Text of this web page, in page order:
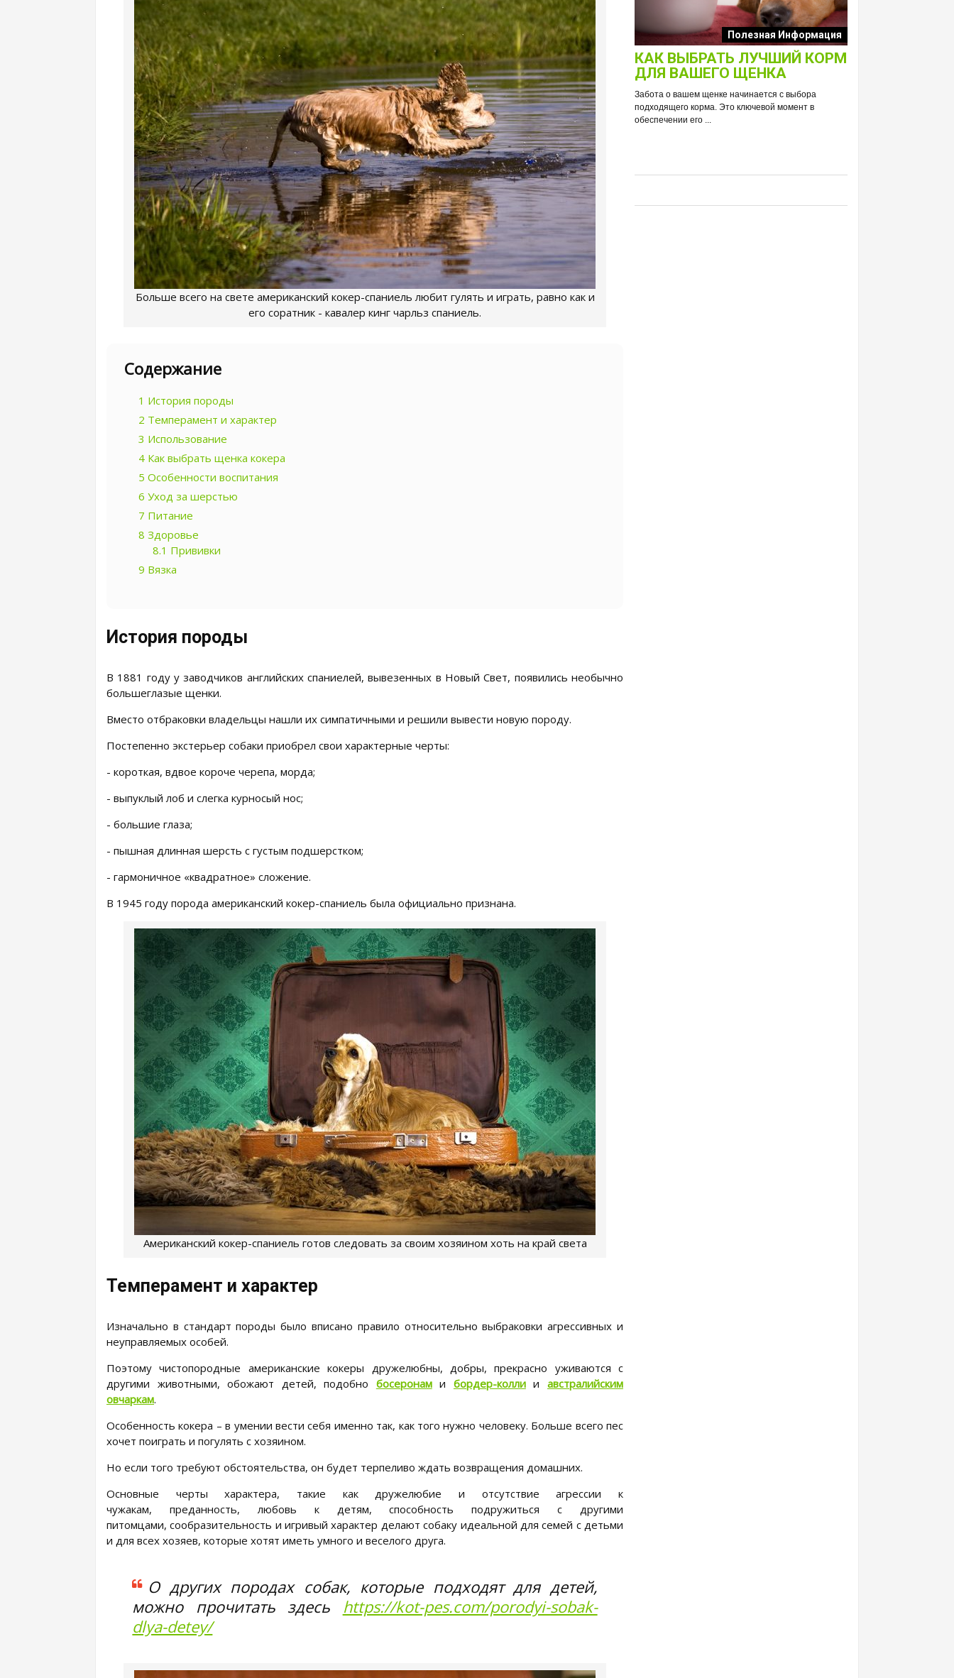
Больше всего на свете американский кокер-спаниель любит гулять и играть, равно как и
его соратник - кавалер кинг чарльз спаниель.
Содержание
1 История породы
2 Темперамент и характер
3 Использование
4 Как выбрать щенка кокера
5 Особенности воспитания
6 Уход за шерстью
7 Питание
8 Здоровье
8.1 Прививки
9 Вязка
История породы
В 1881 году у заводчиков английских спаниелей, вывезенных в Новый Свет, появились необычно
большеглазые щенки.
Вместо отбраковки владельцы нашли их симпатичными и решили вывести новую породу.
Постепенно экстерьер собаки приобрел свои характерные черты:
- короткая, вдвое короче черепа, морда;
- выпуклый лоб и слегка курносый нос;
- большие глаза;
- пышная длинная шерсть с густым подшерстком;
- гармоничное «квадратное» сложение.
В 1945 году порода американский кокер-спаниель была официально признана.
Американский кокер-спаниель готов следовать за своим хозяином хоть на край света
Темперамент и характер
Изначально в стандарт породы было вписано правило относительно выбраковки агрессивных и
неуправляемых особей.
Поэтому чистопородные американские кокеры дружелюбны, добры, прекрасно уживаются с
другими животными, обожают детей, подобно босеронами бордер-коллииавстралийским
овчаркам.
Особенность кокера – в умении вести себя именно так, как того нужно человеку. Больше всего пес
хочет поиграть и погулять с хозяином.
Но если того требуют обстоятельства, он будет терпеливо ждать возвращения домашних.
Основные черты характера, такие как дружелюбие и отсутствие агрессии к
чужакам, преданность, любовь к детям, способность подружиться с другими
питомцами, сообразительность и игривый характер делают собаку идеальной для семей с детьми
и для всех хозяев, которые хотят иметь умного и веселого друга.
О других породах собак, которые подходят для детей,
можно прочитать здесь https://kot-pes.com/porodyi-sobak-
dlya-detey/
Интересные подборки про кошек и
собак
ОБЗОР ПОЛНОРАЦИОННОГО
КОРМА ДЛЯ СОБАК NUTRO:
ИЗУЧАЕМ СОСТАВ НОВОГО
ПРЕМИУМ-БРЕНДА
Основа здоровья и долголетия собаки – правильное
и сбалансированное питание. Главная задача ...
Полезная Информация
КАК ВЫБРАТЬ ЛУЧШИЙ КОРМ
ДЛЯ ВАШЕГО ЩЕНКА
Забота о вашем щенке начинается с выбора
подходящего корма. Это ключевой момент в
обеспечении его ...